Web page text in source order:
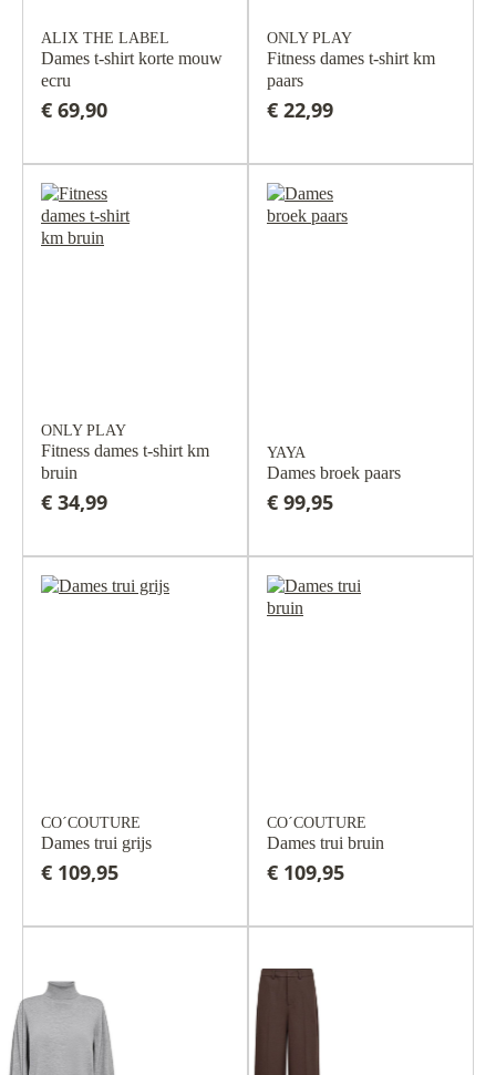
ALIX THE LABEL
Dames t-shirt korte mouw
ecru
€ 69,90
ONLY PLAY
Fitness dames t-shirt km
paars
€ 22,99
ONLY PLAY
Fitness dames t-shirt km
bruin
€ 34,99
YAYA
Dames broek paars
€ 99,95
CO´COUTURE
Dames trui grijs
€ 109,95
CO´COUTURE
Dames trui bruin
€ 109,95